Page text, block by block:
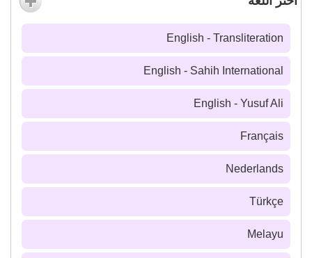
English - Transliteration
English - Sahih International
English - Yusuf Ali
Français
Nederlands
Türkçe
Melayu